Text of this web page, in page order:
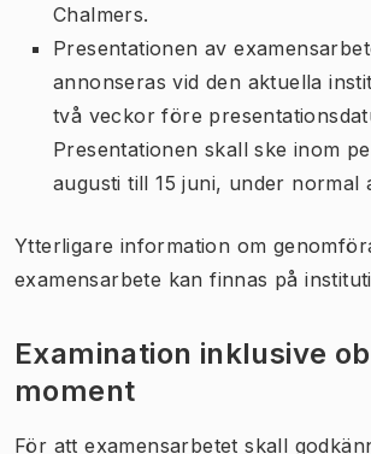
Chalmers.
Presentationen av
annonseras vid den aktuella
två veckor före
Presentationen skall ske inom
augusti till 15 juni, under normal
Ytterligare information om
examensarbete kan finnas på
Examination inklusive
moment
För att examensarbetet skall